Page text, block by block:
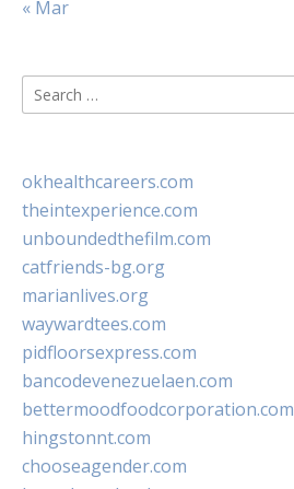
« Mar
Search
for:
okhealthcareers.com
theintexperience.com
unboundedthefilm.com
catfriends-bg.org
marianlives.org
waywardtees.com
pidfloorsexpress.com
bancodevenezuelaen.com
bettermoodfoodcorporation.com
hingstonnt.com
chooseagender.com